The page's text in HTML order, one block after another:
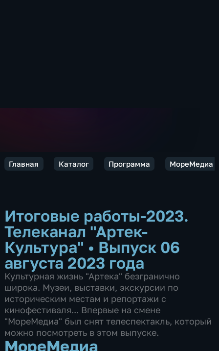
Главная Каталог Программа МореМедиа
Итоговые работы-2023.
Телеканал "Артек-
Культура" • Выпуск 06
августа 2023 года
Культурная жизнь "Артека" безгранично
широка. Музеи, выставки, экскурсии по
историческим местам и репортажи с
кинофестиваля... Впервые на смене
"МореМедиа" был снят телеспектакль, который
можно посмотреть в этом выпуске.
МореМедиа